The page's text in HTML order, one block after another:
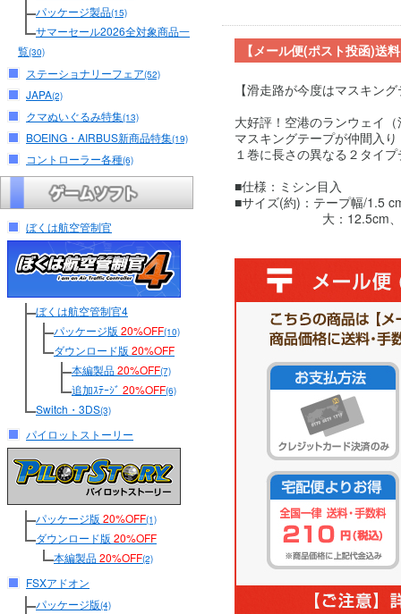
パッケージ製品(15)
サマーセール2026全対象商品一
覧(30)
ステーショナリーフェア(52)
JAPA(2)
クマぬいぐるみ特集(13)
BOEING・AIRBUS新商品特集(19)
コントローラー各種(6)
ぼくは航空管制官
ぼくは航空管制官4
パッケージ版 20%OFF(10)
ダウンロード版 20%OFF
本編製品20%OFF(7)
追加ｽﾃｰｼﾞ 20%OFF(6)
Switch・3DS(3)
パイロットストーリー
パッケージ版 20%OFF(1)
ダウンロード版 20%OFF
本編製品20%OFF(2)
FSXアドオン
パッケージ版(4)
【メール便(ポスト投函)送
【滑走路が今度はマスキン
大好評！空港のランウェイ
マスキングテープが仲間入り
１巻に長さの異なる２タイ
■仕様：ミシン目入
■サイズ(約)：テープ幅/1.5
大：12.5cm、小